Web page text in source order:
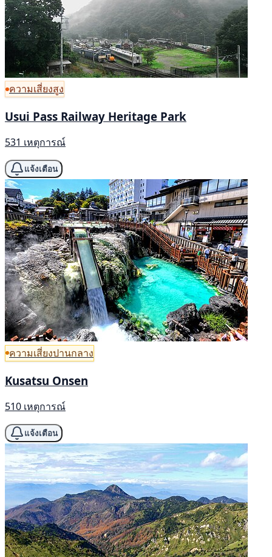
ความเสี่ยงสูง
Usui Pass Railway Heritage Park
531 เหตุการณ์
แจ้งเตือน
ความเสี่ยงปานกลาง
Kusatsu Onsen
510 เหตุการณ์
แจ้งเตือน